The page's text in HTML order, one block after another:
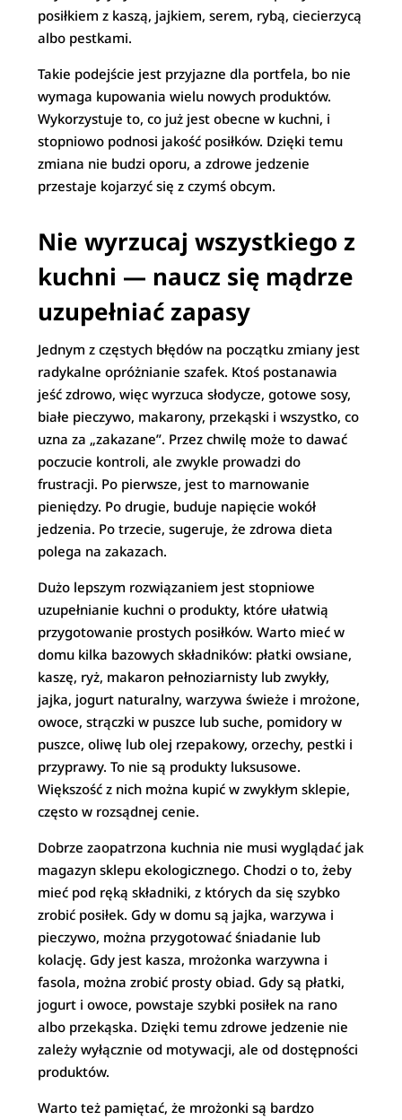
posiłkiem z kaszą, jajkiem, serem, rybą, ciecierzycą
albo pestkami.
Takie podejście jest przyjazne dla portfela, bo nie
wymaga kupowania wielu nowych produktów.
Wykorzystuje to, co już jest obecne w kuchni, i
stopniowo podnosi jakość posiłków. Dzięki temu
zmiana nie budzi oporu, a zdrowe jedzenie
przestaje kojarzyć się z czymś obcym.
Nie wyrzucaj wszystkiego z
kuchni — naucz się mądrze
uzupełniać zapasy
Jednym z częstych błędów na początku zmiany jest
radykalne opróżnianie szafek. Ktoś postanawia
jeść zdrowo, więc wyrzuca słodycze, gotowe sosy,
białe pieczywo, makarony, przekąski i wszystko, co
uzna za „zakazane”. Przez chwilę może to dawać
poczucie kontroli, ale zwykle prowadzi do
frustracji. Po pierwsze, jest to marnowanie
pieniędzy. Po drugie, buduje napięcie wokół
jedzenia. Po trzecie, sugeruje, że zdrowa dieta
polega na zakazach.
Dużo lepszym rozwiązaniem jest stopniowe
uzupełnianie kuchni o produkty, które ułatwią
przygotowanie prostych posiłków. Warto mieć w
domu kilka bazowych składników: płatki owsiane,
kaszę, ryż, makaron pełnoziarnisty lub zwykły,
jajka, jogurt naturalny, warzywa świeże i mrożone,
owoce, strączki w puszce lub suche, pomidory w
puszce, oliwę lub olej rzepakowy, orzechy, pestki i
przyprawy. To nie są produkty luksusowe.
Większość z nich można kupić w zwykłym sklepie,
często w rozsądnej cenie.
Dobrze zaopatrzona kuchnia nie musi wyglądać jak
magazyn sklepu ekologicznego. Chodzi o to, żeby
mieć pod ręką składniki, z których da się szybko
zrobić posiłek. Gdy w domu są jajka, warzywa i
pieczywo, można przygotować śniadanie lub
kolację. Gdy jest kasza, mrożonka warzywna i
fasola, można zrobić prosty obiad. Gdy są płatki,
jogurt i owoce, powstaje szybki posiłek na rano
albo przekąska. Dzięki temu zdrowe jedzenie nie
zależy wyłącznie od motywacji, ale od dostępności
produktów.
Warto też pamiętać, że mrożonki są bardzo